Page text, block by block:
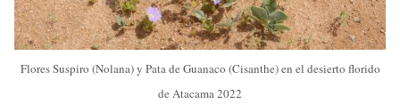
Flores Suspiro (Nolana) y Pata de Guanaco (Cisanthe) en el desierto florido
de Atacama 2022